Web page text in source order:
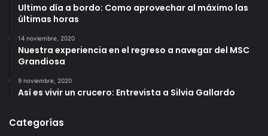
Ultimo día a bordo: Como aprovechar al máximo las
últimas horas
14 noviembre, 2020
Nuestra experiencia en el regreso a navegar del MSC
Grandiosa
9 noviembre, 2020
Así es vivir un crucero: Entrevista a Silvia Gallardo
Categorías